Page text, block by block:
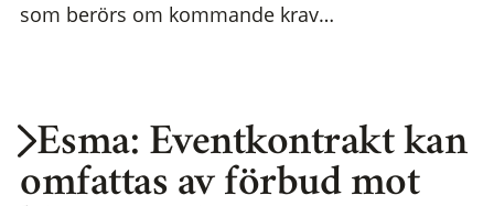
som berörs om kommande krav…
Esma: Eventkontrakt kan
omfattas av förbud mot